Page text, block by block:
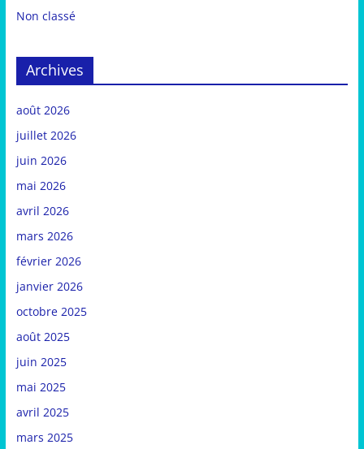
Non classé
Archives
août 2026
juillet 2026
juin 2026
mai 2026
avril 2026
mars 2026
février 2026
janvier 2026
octobre 2025
août 2025
juin 2025
mai 2025
avril 2025
mars 2025